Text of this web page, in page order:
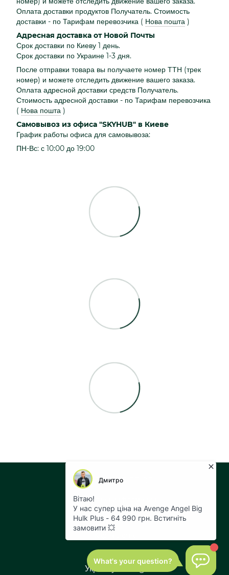
Оплата доставки продуктов Получатель. Стоимость
доставки - по Тарифам перевозчика ( Нова пошта )
Адресная доставка от Новой Почты
Срок доставки по Киеву 1 день.
Срок доставки по Украине 1-3 дня.
После отправки товара вы получаете номер ТТН (трек
номер) и можете отследить движение вашего заказа.
Оплата адресной доставки средств Получатель.
Стоимость адресной доставки - по Тарифам перевозчика
( Нова пошта )
Самовывоз из офиса "SKYHUB" в Киеве
График работы офиса для самовывоза:
ПН-Вс: с 10:00 до 19:00
+38 073 043 55 05
Контактная информация
Полная версия сайта
Укр Eng